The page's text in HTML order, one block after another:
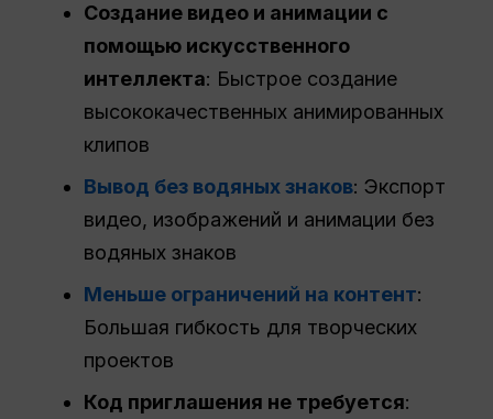
Создание видео и анимации с
помощью искусственного
интеллекта: Быстрое создание
высококачественных анимированных
клипов
Вывод без водяных знаков: Экспорт
видео, изображений и анимации без
водяных знаков
Меньше ограничений на контент:
Большая гибкость для творческих
проектов
Код приглашения не требуется: